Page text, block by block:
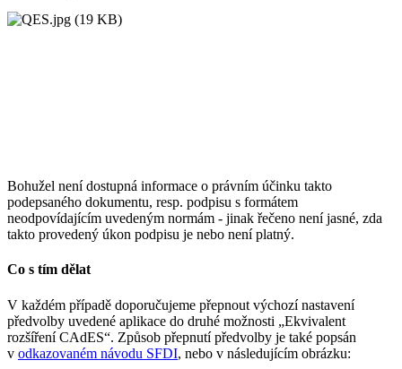
Bohužel není dostupná informace o právním účinku takto
podepsaného dokumentu, resp. podpisu s formátem
neodpovídajícím uvedeným normám - jinak řečeno není jasné, zda
takto provedený úkon podpisu je nebo není platný.
Co s tím dělat
V každém případě doporučujeme přepnout výchozí nastavení
předvolby uvedené aplikace do druhé možnosti „Ekvivalent
rozšíření CAdES“. Způsob přepnutí předvolby je také popsán
v odkazovaném návodu SFDI, nebo v následujícím obrázku: